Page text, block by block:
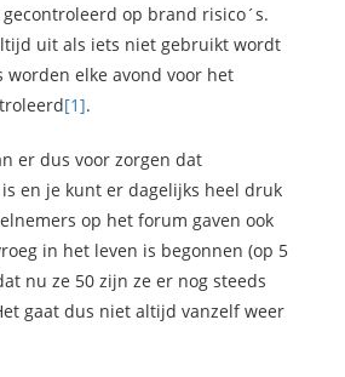
op brand risico´s.
uit als iets niet gebruikt wordt
worden elke avond voor het
[1].
er dus voor zorgen dat
en je kunt er dagelijks heel druk
op het forum gaven ook
in het leven is begonnen (op 5
nu ze 50 zijn ze er nog steeds
gaat dus niet altijd vanzelf weer